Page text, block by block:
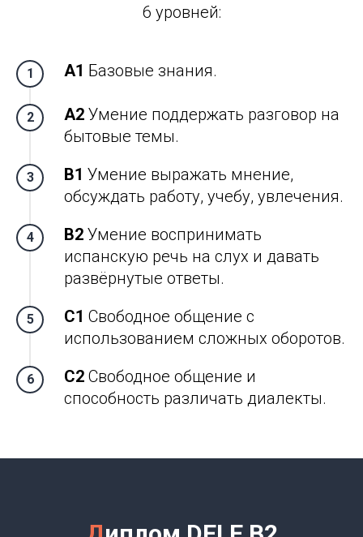
6 уровней:
А1 Базовые знания.
А2 Умение поддержать разговор на
бытовые темы.
В1 Умение выражать мнение,
обсуждать работу, учебу, увлечения.
В2 Умение воспринимать
испанскую речь на слух и давать
развёрнутые ответы.
С1 Свободное общение с
использованием сложных оборотов.
С2 Свободное общение и
способность различать диалекты.